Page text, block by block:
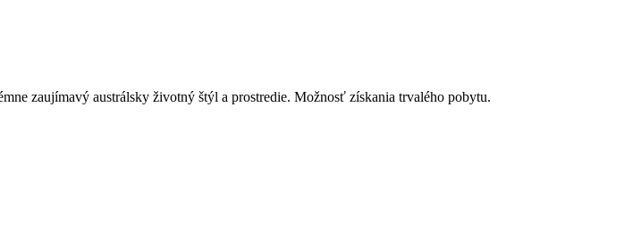
zaujímavý austrálsky životný štýl a prostredie. Možnosť získania trvalého pobytu.